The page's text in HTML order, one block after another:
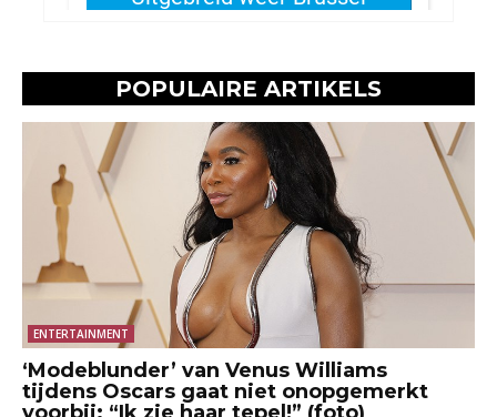
POPULAIRE ARTIKELS
ENTERTAINMENT
‘Modeblunder’ van Venus Williams
tijdens Oscars gaat niet onopgemerkt